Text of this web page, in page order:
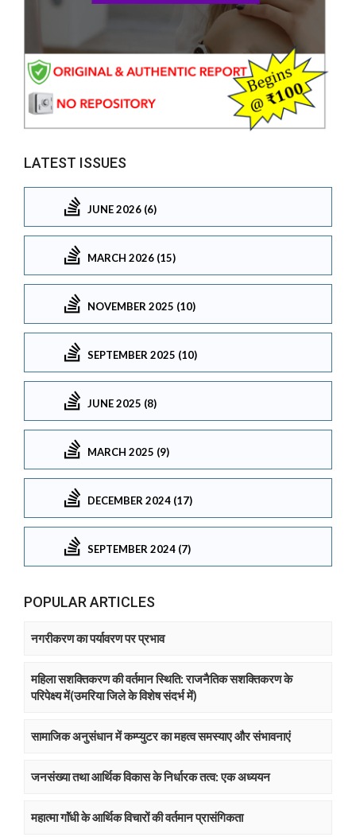
LATEST ISSUES
JUNE 2026 (6)
MARCH 2026 (15)
NOVEMBER 2025 (10)
SEPTEMBER 2025 (10)
JUNE 2025 (8)
MARCH 2025 (9)
DECEMBER 2024 (17)
SEPTEMBER 2024 (7)
POPULAR ARTICLES
नगरीकरण का पर्यावरण पर प्रभाव
महिला सशक्तिकरण की वर्तमान स्थिति: राजनैतिक सशक्तिकरण के
परिपेक्ष्य में(उमरिया जिले के विशेष संदर्भ में)
सामाजिक अनुसंधान में कम्प्युटर का महत्व समस्याए और संभावनाएं
जनसंख्या तथा आर्थिक विकास के निर्धारक तत्व: एक अध्ययन
महात्मा गाॅंधी के आर्थिक विचारों की वर्तमान प्रासंगिकता